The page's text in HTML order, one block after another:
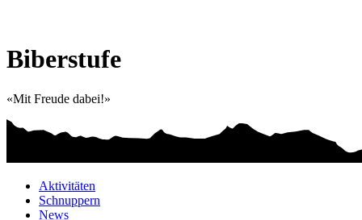
Biberstufe
«Mit Freude dabei!»
Aktivitäten
Schnuppern
News